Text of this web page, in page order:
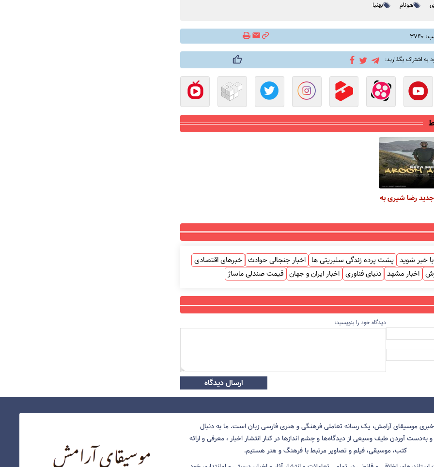
هونام بهنیا
به اشتراک بگذارید:
رضا شیری به
خبر شوید پشت پرده زندگی سلبریتی ها اخبار جنجالی حوادث خبرهای اقتصادی
اخبار مشهد دنیای فناوری اخبار ایران و جهان قیمت صندلی ماساژ
دیدگاه خود را بنویسید:
ارسال دیدگاه
خبری موسیقای آرامش، یک رسانه تعاملی فرهنگی و هنری فارسی زبان است. ما به دنبال
آوردن طیف وسیعی از دیدگاه‌ها و چشم انداز‌ها در کنار انتشار اخبار ، معرفی و ارائه
کتب، موسیقی، فیلم و تصاویر مرتبط با فرهنگ و هنر هستیم.